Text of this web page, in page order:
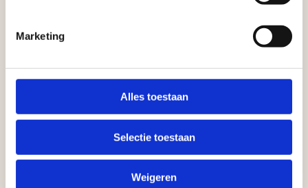
Marketing
Alles toestaan
Selectie toestaan
Weigeren